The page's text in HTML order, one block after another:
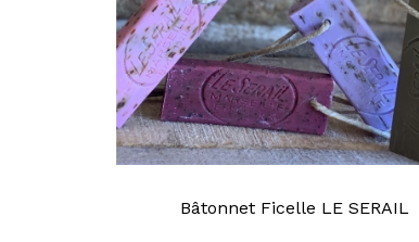
Bâtonnet Ficelle LE SERAIL